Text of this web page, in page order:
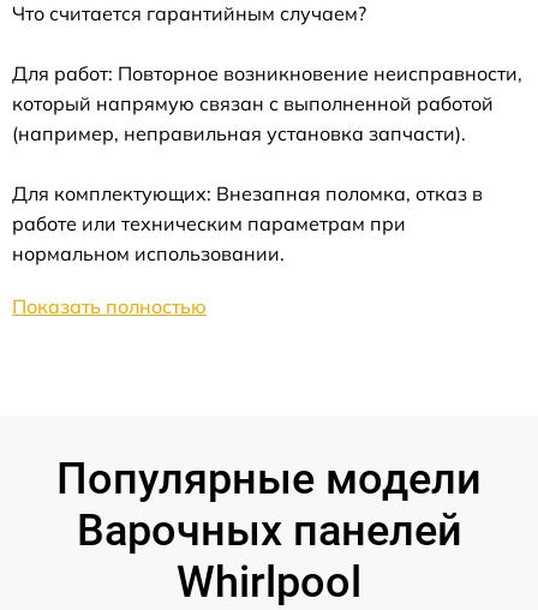
Что считается гарантийным случаем?
Для работ: Повторное возникновение неисправности,
который напрямую связан с выполненной работой
(например, неправильная установка запчасти).
Для комплектующих: Внезапная поломка, отказ в
работе или техническим параметрам при
нормальном использовании.
Показать полностью
Популярные модели
Варочных панелей
Whirlpool